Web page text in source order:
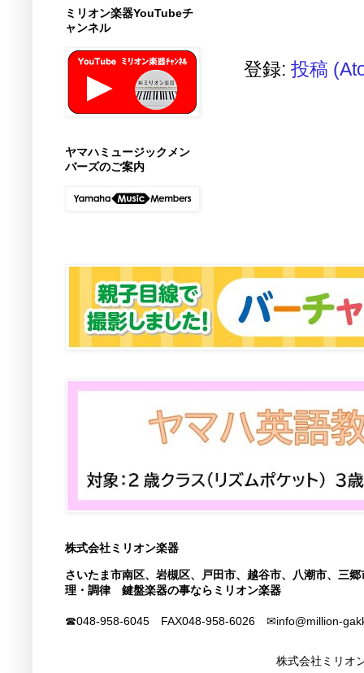
登録: 投稿
ミリオン楽器YouTubeチ
ャンネル
ヤマハミュージックメン
バーズのご案内
株式会社ミリオン楽器
さいたま市南区、岩槻区、戸田市、越谷市、八潮市、
理・調律 鍵盤楽器の事ならミリオン楽器
☎048-958-6045 FAX048-958-6026 ✉info@million-
株式会社ミリオ